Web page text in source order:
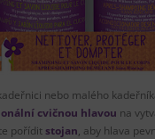
nebo malého
cvičnou hlavou na
pořídit stojan, aby hlava